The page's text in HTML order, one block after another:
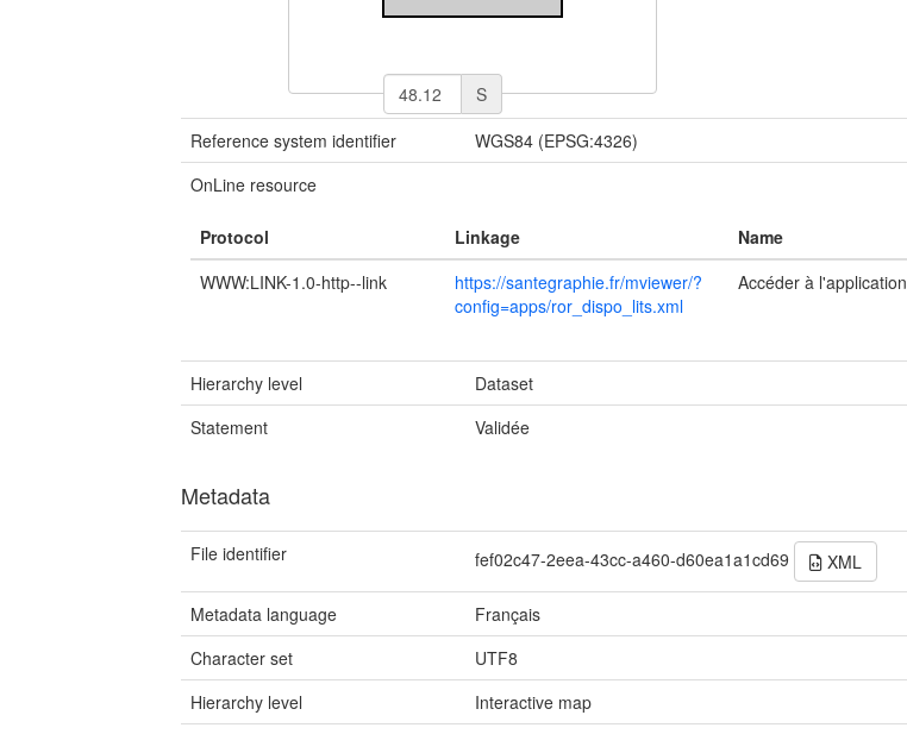
S
Reference system identifier
WGS84 (EPSG:4326)
OnLine resource
Protocol Linkage
Name
WWW:LINK-1.0-http--link
https://santegraphie.fr/mviewer/?
config=apps/ror_dispo_lits.xml
Accéder à l'application
Hierarchy level
Dataset
Statement
Validée
Metadata
File identifier fef02c47-2eea-43cc-a460-d60ea1a1cd69 XML
Metadata language
Français
Character set
UTF8
Hierarchy level
Interactive map